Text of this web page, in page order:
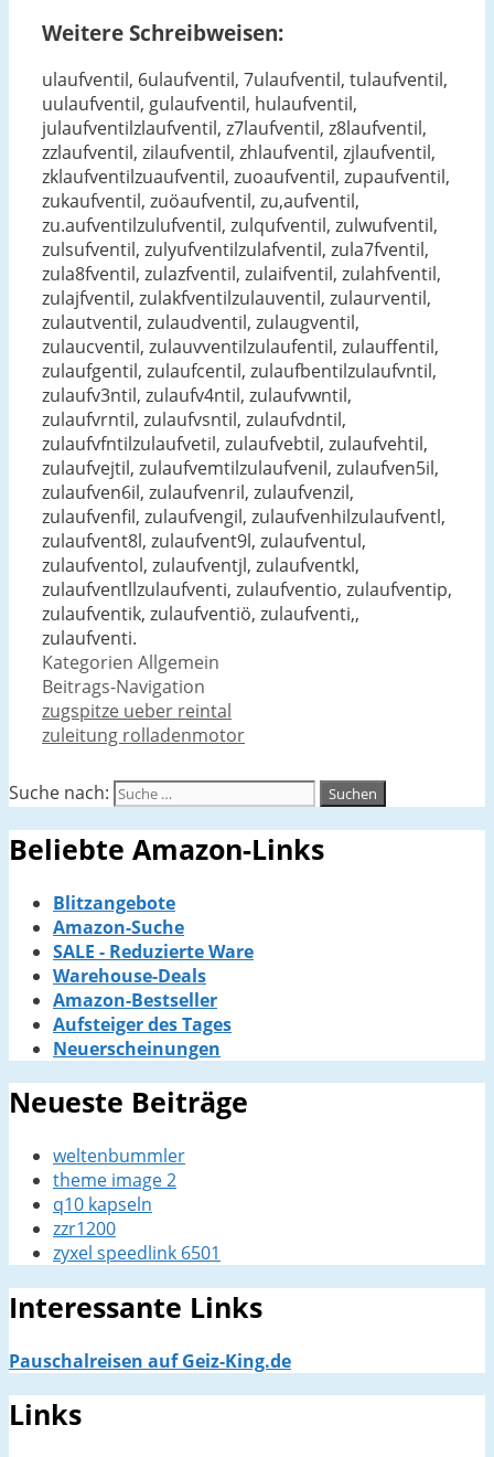
Weitere Schreibweisen:
ulaufventil, 6ulaufventil, 7ulaufventil, tulaufventil,
uulaufventil, gulaufventil, hulaufventil,
julaufventilzlaufventil, z7laufventil, z8laufventil,
zzlaufventil, zilaufventil, zhlaufventil, zjlaufventil,
zklaufventilzuaufventil, zuoaufventil, zupaufventil,
zukaufventil, zuöaufventil, zu,aufventil,
zu.aufventilzulufventil, zulqufventil, zulwufventil,
zulsufventil, zulyufventilzulafventil, zula7fventil,
zula8fventil, zulazfventil, zulaifventil, zulahfventil,
zulajfventil, zulakfventilzulauventil, zulaurventil,
zulautventil, zulaudventil, zulaugventil,
zulaucventil, zulauvventilzulaufentil, zulauffentil,
zulaufgentil, zulaufcentil, zulaufbentilzulaufvntil,
zulaufv3ntil, zulaufv4ntil, zulaufvwntil,
zulaufvrntil, zulaufvsntil, zulaufvdntil,
zulaufvfntilzulaufvetil, zulaufvebtil, zulaufvehtil,
zulaufvejtil, zulaufvemtilzulaufvenil, zulaufven5il,
zulaufven6il, zulaufvenril, zulaufvenzil,
zulaufvenfil, zulaufvengil, zulaufvenhilzulaufventl,
zulaufvent8l, zulaufvent9l, zulaufventul,
zulaufventol, zulaufventjl, zulaufventkl,
zulaufventllzulaufventi, zulaufventio, zulaufventip,
zulaufventik, zulaufventiö, zulaufventi,,
zulaufventi.
Kategorien Allgemein
Beitrags-Navigation
zugspitze ueber reintal
zuleitung rolladenmotor
Suche nach:
Beliebte Amazon-Links
Blitzangebote
Amazon-Suche
SALE - Reduzierte Ware
Warehouse-Deals
Amazon-Bestseller
Aufsteiger des Tages
Neuerscheinungen
Neueste Beiträge
weltenbummler
theme image 2
q10 kapseln
zzr1200
zyxel speedlink 6501
Interessante Links
Pauschalreisen auf Geiz-King.de
Links